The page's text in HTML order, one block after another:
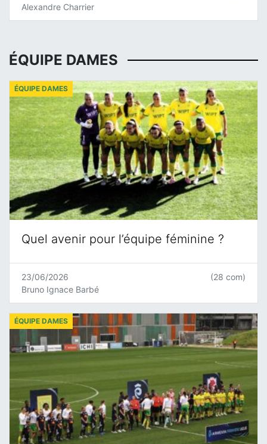
Alexandre Charrier
ÉQUIPE DAMES
Quel avenir pour l’équipe féminine ?
ÉQUIPE DAMES
23/06/2026
Bruno Ignace Barbé
(28 com)
ÉQUIPE DAMES